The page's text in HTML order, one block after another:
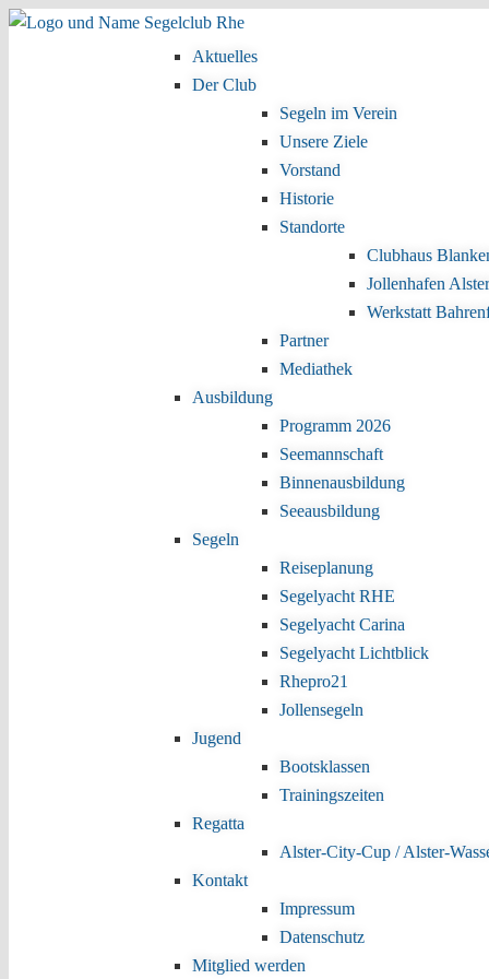
Zum Inhalt wechseln
Zum sekundären Inhalt wechseln
Aktuelles
Der Club
Segeln im Verein
Unsere Ziele
Vorstand
Historie
Standorte
Clubhaus
Jollenhafen
Werkstatt
Partner
Mediathek
Ausbildung
Programm 2026
Seemannschaft
Binnenausbildung
Seeausbildung
Segeln
Reiseplanung
Segelyacht RHE
Segelyacht Carina
Segelyacht Lichtblick
Rhepro21
Jollensegeln
Jugend
Bootsklassen
Trainingszeiten
Regatta
Alster-City-Cup / Alster-
Kontakt
Impressum
Datenschutz
Mitglied werden